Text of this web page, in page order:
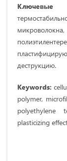
Ключевые
деструкцию.
Keywords:
polymer,
polyethylene
plasticizing